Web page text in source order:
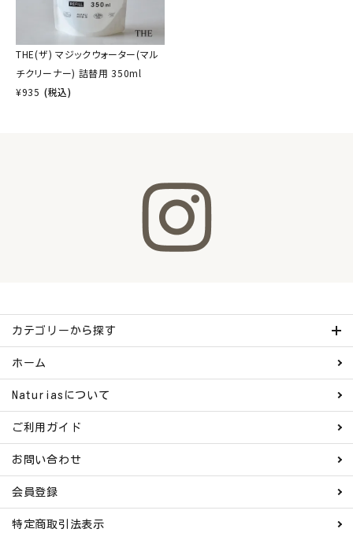
THE(ザ) マジックウォーター(マル
チクリーナー) 詰替用 350ml
¥935 (税込)
カテゴリーから探す
ホーム
Naturiasについて
ご利用ガイド
お問い合わせ
会員登録
特定商取引法表示